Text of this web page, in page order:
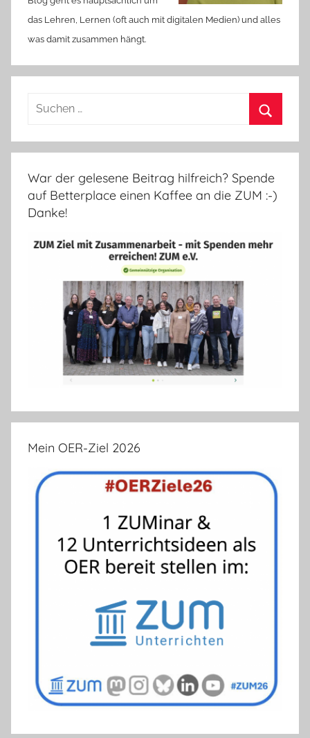
das Lehren, Lernen (oft auch mit digitalen Medien) und alles
was damit zusammen hängt.
Suchen
War der gelesene Beitrag hilfreich? Spende
auf Betterplace einen Kaffee an die ZUM :-)
Danke!
Mein OER-Ziel 2026